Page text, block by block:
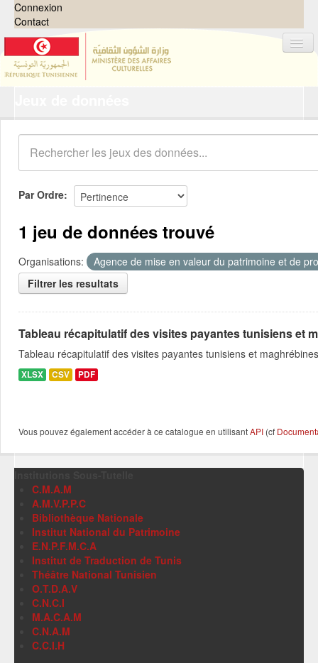
Connexion
Contact
Organisations
Groupes
Demandes 0
À propos
Par Ordre
1 jeu de données trouvé
Organisations:
Agence de mise en valeur du patrimoine et de
Filtrer les resultats
Tableau récapitulatif des visites payantes tunisiens et
Tableau récapitulatif des visites payantes tunisiens et
XLSX CSV PDF
Vous pouvez également accéder à ce catalogue en utilisantAPI (cf
C.M.A.M
A.M.V.P.P.C
Bibliothèque Nationale
Institut National du Patrimoine
E.N.P.F.M.C.A
Institut de Traduction de Tunis
Théâtre National Tunisien
O.T.D.A.V
C.N.C.I
M.A.C.A.M
C.N.A.M
C.C.I.H